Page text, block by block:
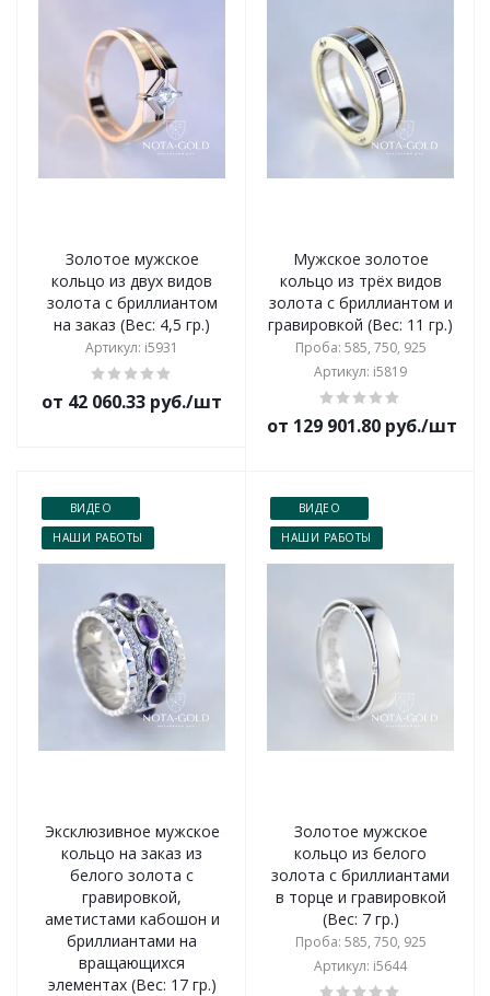
Золотое мужское
кольцо из двух видов
золота с бриллиантом
на заказ (Вес: 4,5 гр.)
Артикул: i5931
от 42 060.33 руб./шт
Мужское золотое
кольцо из трёх видов
золота с бриллиантом и
гравировкой (Вес: 11 гр.)
Проба: 585, 750, 925
Артикул: i5819
от 129 901.80 руб./шт
ВИДЕО
НАШИ РАБОТЫ
Эксклюзивное мужское
кольцо на заказ из
белого золота с
гравировкой,
аметистами кабошон и
бриллиантами на
вращающихся
элементах (Вес: 17 гр.)
ВИДЕО
НАШИ РАБОТЫ
Золотое мужское
кольцо из белого
золота с бриллиантами
в торце и гравировкой
(Вес: 7 гр.)
Проба: 585, 750, 925
Артикул: i5644